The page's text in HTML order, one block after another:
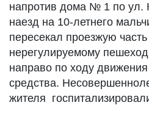
напротив дома № 1 по ул.
наезд на 10-летнего
пересекал проезжую
нерегулируемому
направо по ходу движения
средства.
жителя